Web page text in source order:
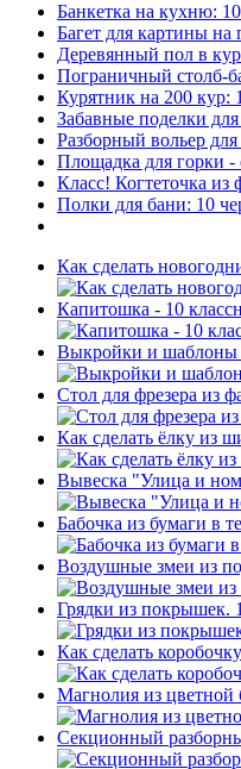
Банкетка на кухню:
Багет для картины на
Деревянный пол в
Пограничный столб-
Курятник на 200 кур:
Забавные поделки
Разборный вольер
Площадка для горки -
Класс! Когтеточка
Полки для бани: 10
Как сделать
Капитошка - 10
Выкройки и шаблоны
Стол для фрезера из
Как сделать ёлку из
Вывеска "Улица и
Бабочка из бумаги
Воздушные змеи из
Грядки из покрышек.
Как сделать
Магнолия из цветной
Секционный